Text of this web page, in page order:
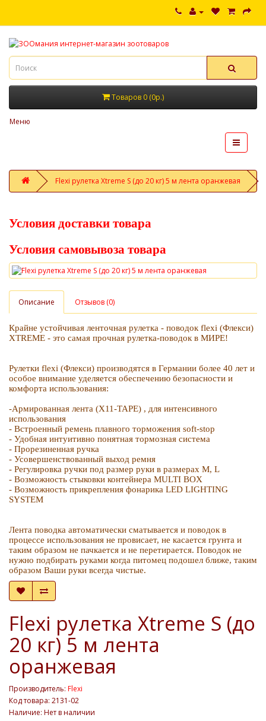
Товаров 0 (0р.)
Меню
Flexi рулетка Xtreme S (до 20 кг) 5 м лента оранжевая
Условия доставки товара
Условия самовывоза товара
Описание Отзывов (0)
Крайне устойчивая ленточная рулетка - поводок flexi (Флекси)
XTREME - это самая прочная рулетка-поводок в МИРЕ!
Рулетки flexi (Флекси) производятся в Германии более 40 лет и
особое внимание уделяется обеспечению безопасности и
комфорта использования:
-Армированная лента (X11-TAPE) , для интенсивного
использования
- Встроенный ремень плавного торможения soft-stop
- Удобная интуитивно понятная тормозная система
- Прорезиненная ручка
- Усовершенствованный выход ремня
- Регулировка ручки под размер руки в размерах M, L
- Возможность стыковки контейнера MULTI BOX
- Возможность прикрепления фонарика LED LIGHTING
SYSTEM
Лента поводка автоматически сматывается и поводок в
процессе использования не провисает, не касается грунта и
таким образом не пачкается и не перетирается. Поводок не
нужно подбирать руками когда питомец подошел ближе, таким
образом Ваши руки всегда чистые.
Flexi рулетка Xtreme S (до
20 кг) 5 м лента
оранжевая
Производитель: Flexi
Код товара: 2131-02
Наличие: Нет в наличии